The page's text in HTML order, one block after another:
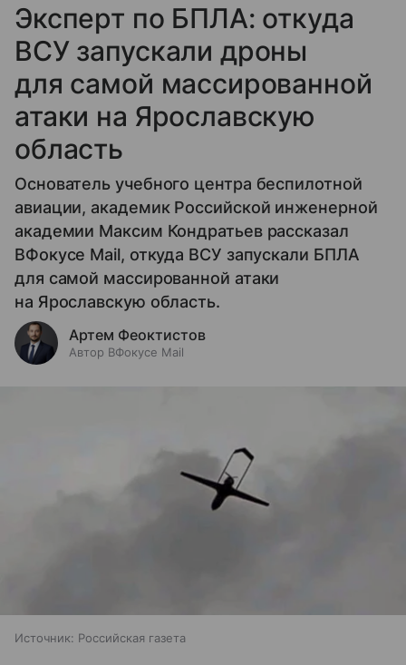
Эксперт по БПЛА: откуда
ВСУ запускали дроны
для самой массированной
атаки на Ярославскую
область
Основатель учебного центра беспилотной
авиации, академик Российской инженерной
академии Максим Кондратьев рассказал
ВФокусе Mail, откуда ВСУ запускали БПЛА
для самой массированной атаки
на Ярославскую область.
Артем Феоктистов
Автор ВФокусе Mail
Источник: Российская газета